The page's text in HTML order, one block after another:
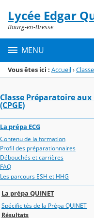
Menu de la rubrique
Contenu
Lycée Edgar
Bourg-en-Bresse
MENU
Vous êtes ici : Accueil›
Classe Préparatoire aux
(CPGE)
La prépa ECG
Contenu de la formation
Profil des préparationnaires
Débouchés et carrières
FAQ
Les parcours ESH et HHG
La prépa QUINET
Spécificités de la Prépa QUINET
Résultats